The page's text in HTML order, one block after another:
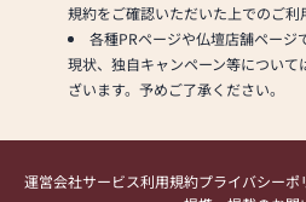
規約をご確認いただいた上でのご利
各種PRページや仏壇店舗ページ
現状、独自キャンペーン等につい
ざいます。予めご了承ください。
運営会社サービス利用規約プライバシーポ